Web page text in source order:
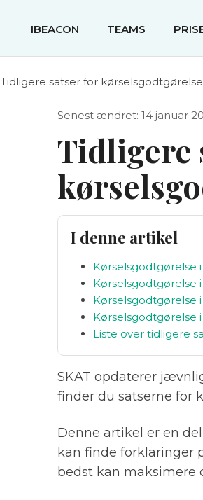
IBEACON TEAMS
Tidligere satser for kørselsgodtgørelse
Senest ændret: 14 januar
Tidligere
I denne artikel
Kørselsgodtgørelse i
Kørselsgodtgørelse
Kørselsgodtgørelse i
Kørselsgodtgørelse
Liste over tidligere
SKAT opdaterer
finder du satserne for
Denne artikel er en
kan finde forklaringer
bedst kan maksimere